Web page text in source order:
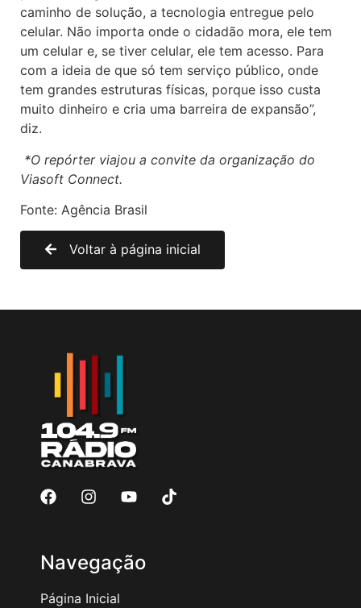
caminho de solução, a tecnologia entregue pelo
celular. Não importa onde o cidadão mora, ele tem
um celular e, se tiver celular, ele tem acesso. Para
com a ideia de que só tem serviço público, onde
tem grandes estruturas físicas, porque isso custa
muito dinheiro e cria uma barreira de expansão”,
diz.
*O repórter viajou a convite da organização do
Viasoft Connect.
Fonte: Agência Brasil
Voltar à página inicial
Navegação
Página Inicial